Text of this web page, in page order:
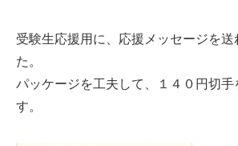
受験生応援用に、応援メッセージを
た。
パッケージを工夫して、１４０円切手
す。